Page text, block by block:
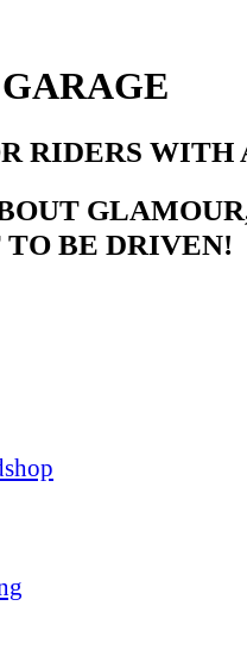
RIDERS WITH
BE DRIVEN!